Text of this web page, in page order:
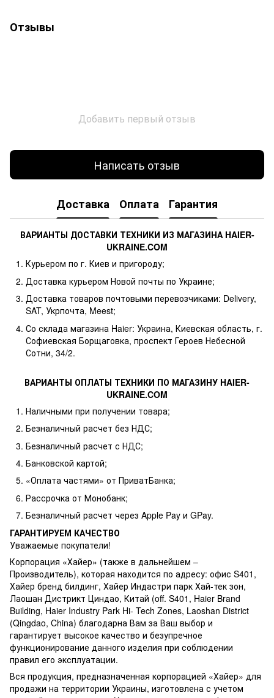
Отзывы
Добавить первый отзыв
Написать отзыв
Доставка Оплата Гарантия
ВАРИАНТЫ ДОСТАВКИ ТЕХНИКИ ИЗ МАГАЗИНА HAIER-
UKRAINE.COM
Курьером по г. Киев и пригороду;
Доставка курьером Новой почты по Украине;
Доставка товаров почтовыми перевозчиками: Delivery,
SAT, Укрпочта, Meest;
Со склада магазина Haier: Украина, Киевская область, г.
Софиевская Борщаговка, проспект Героев Небесной
Сотни, 34/2.
ВАРИАНТЫ ОПЛАТЫ ТЕХНИКИ ПО МАГАЗИНУ HAIER-
UKRAINE.COM
Наличными при получении товара;
Безналичный расчет без НДС;
Безналичный расчет с НДС;
Банковской картой;
«Оплата частями» от ПриватБанка;
Рассрочка от Монобанк;
Безналичный расчет через Apple Pay и GPay.
ГАРАНТИРУЕМ КАЧЕСТВО
Уважаемые покупатели!
Корпорация «Хайер» (также в дальнейшем –
Производитель), которая находится по адресу: офис S401,
Хайер бренд билдинг, Хайер Индастри парк Хай-тек зон,
Лаошан Дистрикт Циндао, Китай (off. S401, Haier Brand
Building, Haier Industry Park Hi- Tech Zones, Laoshan District
(Qingdao, China) благодарна Вам за Ваш выбор и
гарантирует высокое качество и безупречное
функционирование данного изделия при соблюдении
правил его эксплуатации.
Вся продукция, предназначенная корпорацией «Хайер» для
продажи на территории Украины, изготовлена ​​с учетом